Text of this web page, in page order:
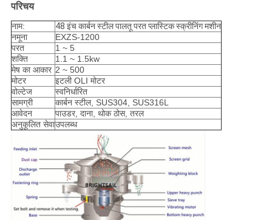
परिचय
नाम:
48 इंच कार्बन स्टील पालतू परत प्लास्टिक स्क्रीनिंग मशीन
नमूना
EXZS-1200
परत
1 ~ 5
शक्ति
1.1 ~ 1.5kw
मेष का आकार 2 ~ 500
मोटर
इटली OLI मोटर
वोल्टेज
स्वनिर्धारित
सामग्री
कार्बन स्टील, SUS304, SUS316L
आवेदन
पाउडर, दाना, थोक ठोस, तरल
अनुकूलित सेवाउपलब्ध